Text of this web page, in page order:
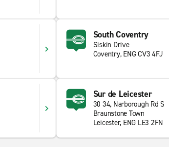
South Coventry
Siskin Drive
Coventry, ENG CV3 4FJ
Sur de Leicester
30 34, Narborough Rd S
Braunstone Town
Leicester, ENG LE3 2FN